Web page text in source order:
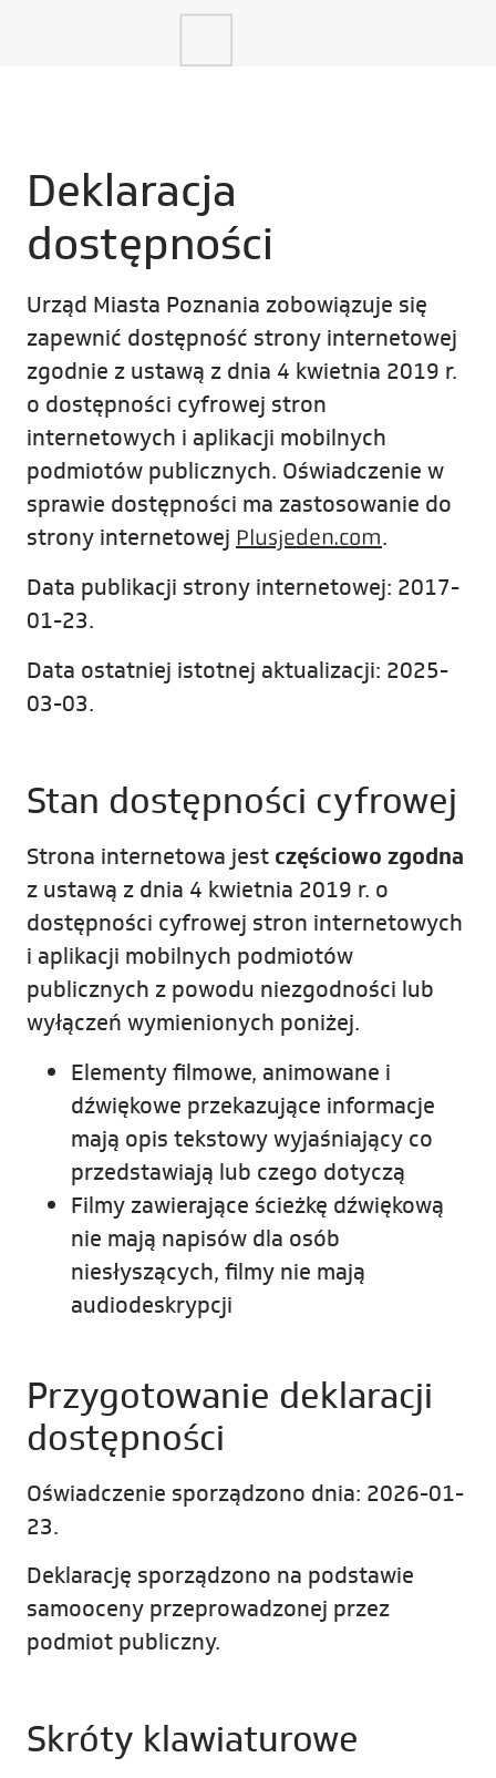
Deklaracja
dostępności
Urząd Miasta Poznania zobowiązuje się
zapewnić dostępność strony internetowej
zgodnie z ustawą z dnia 4 kwietnia 2019 r.
o dostępności cyfrowej stron
internetowych i aplikacji mobilnych
podmiotów publicznych. Oświadczenie w
sprawie dostępności ma zastosowanie do
strony internetowej Plusjeden.com.
Data publikacji strony internetowej: 2017-
01-23.
Data ostatniej istotnej aktualizacji: 2025-
03-03.
Stan dostępności cyfrowej
Strona internetowa jest częściowo zgodna
z ustawą z dnia 4 kwietnia 2019 r. o
dostępności cyfrowej stron internetowych
i aplikacji mobilnych podmiotów
publicznych z powodu niezgodności lub
wyłączeń wymienionych poniżej.
Elementy filmowe, animowane i
dźwiękowe przekazujące informacje
mają opis tekstowy wyjaśniający co
przedstawiają lub czego dotyczą
Filmy zawierające ścieżkę dźwiękową
nie mają napisów dla osób
niesłyszących, filmy nie mają
audiodeskrypcji
Przygotowanie deklaracji
dostępności
Oświadczenie sporządzono dnia: 2026-01-
23.
Deklarację sporządzono na podstawie
samooceny przeprowadzonej przez
podmiot publiczny.
Skróty klawiaturowe